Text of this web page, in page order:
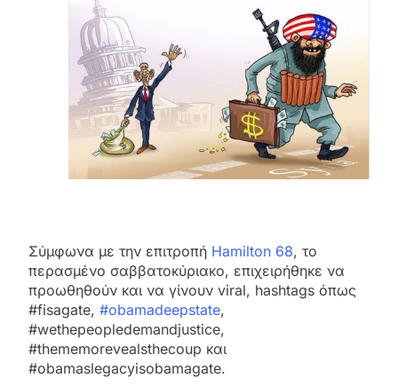
Σύμφωνα με την επιτροπή Hamilton 68, το
περασμένο σαββατοκύριακο, επιχειρήθηκε να
προωθηθούν και να γίνουν viral, hashtags όπως
#fisagate, #obamadeepstate,
#wethepeopledemandjustice,
#thememorevealsthecoup και
#obamaslegacyisobamagate.